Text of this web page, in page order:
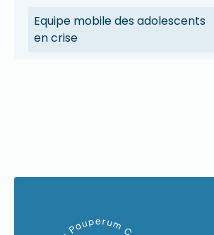
Equipe mobile des adolescents
en crise